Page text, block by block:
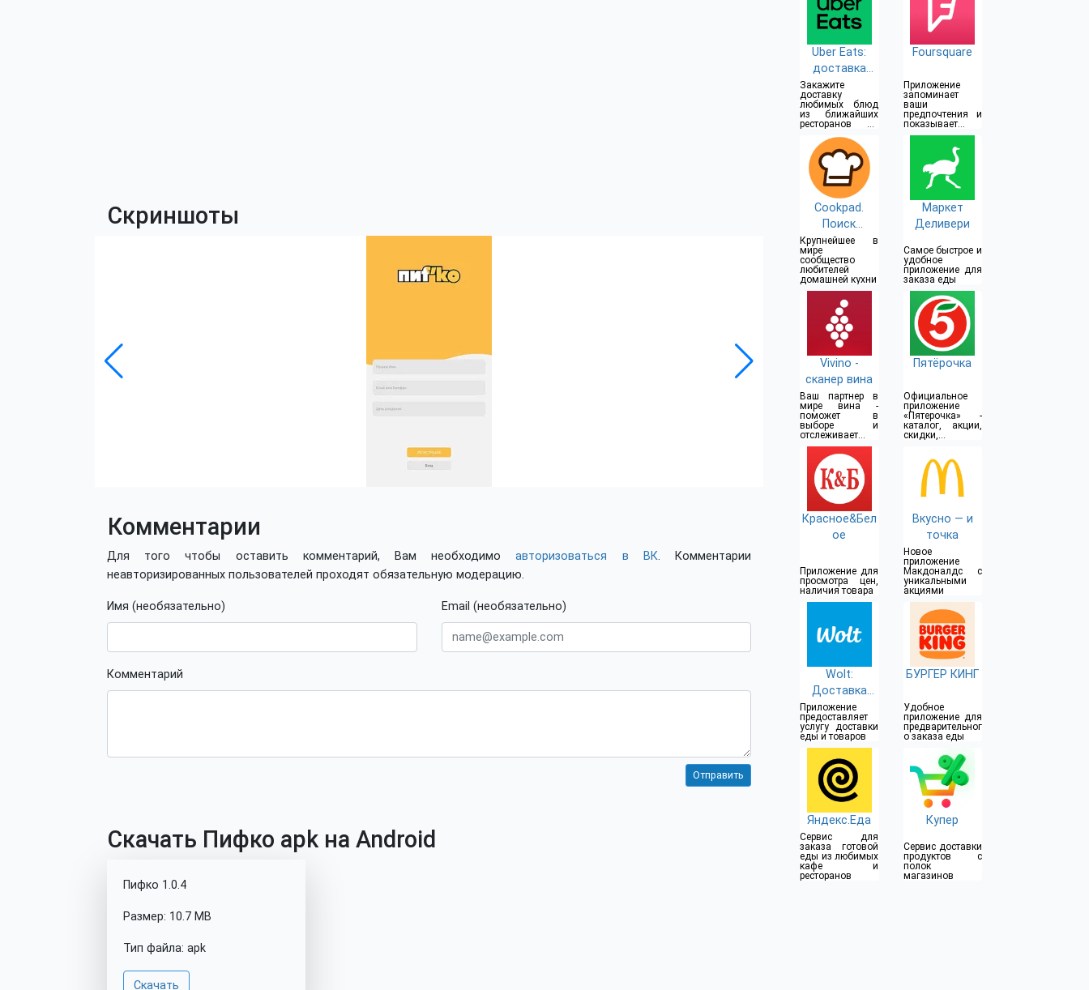
Скриншоты
Комментарии
Для того чтобы оставить комментарий, Вам необходимоавторизоваться в ВК. Комментарии
неавторизированных пользователей проходят обязательную модерацию.
Имя (необязательно) Email (необязательно)
Комментарий
Скачать Пифко apk на Android
Пифко 1.0.4
Размер: 10.7 MB
Тип файла: apk
Скачать
Uber Eats:
доставка
еды
Закажите
доставку
любимых блюд
из ближайших
ресторанов на
Foursquare
Приложение
запоминает
ваши
предпочтения и
показывает
места, которые
Cookpad.
Поиск
рецептов
Крупнейшее в
мире
сообщество
любителей
домашней кухни
Маркет
Деливери
Самое быстрое и
удобное
приложение для
заказа еды
Vivino -
сканер вина
Ваш партнер в
мире вина -
поможет в
выборе и
отслеживает
ваши
предпочтения
Пятёрочка
Официальное
приложение
«Пятерочка» -
каталог, акции,
скидки,
Красное&Бел
ое
Приложение для
просмотра цен,
наличия товара
Вкусно — и
точка
Новое
приложение
Макдоналдс с
уникальными
акциями
Wolt:
Доставка
еды
Приложение
предоставляет
услугу доставки
еды и товаров
БУРГЕР КИНГ
Удобное
приложение для
предварительног
о заказа еды
Яндекс.Еда
Сервис для
заказа готовой
еды из любимых
кафе и
ресторанов
Купер
Сервис доставки
продуктов с
полок
магазинов